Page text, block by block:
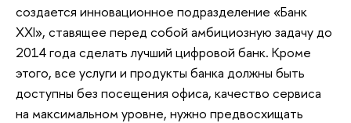
создается инновационное подразделение «Банк
XXI», ставящее перед собой амбициозную задачу до
2014 года сделать лучший цифровой банк. Кроме
этого, все услуги и продукты банка должны быть
доступны без посещения офиса, качество сервиса
на максимальном уровне, нужно предвосхищать